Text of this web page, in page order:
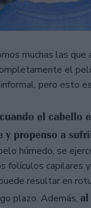
muchas las que
el
pero esto
cuando el cabello
y propenso a
húmedo, se
folículos capilares
resultar en
plazo. Además,